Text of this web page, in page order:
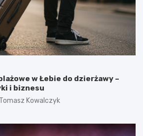
w Łebie do dzierżawy –
i biznesu
Tomasz Kowalczyk